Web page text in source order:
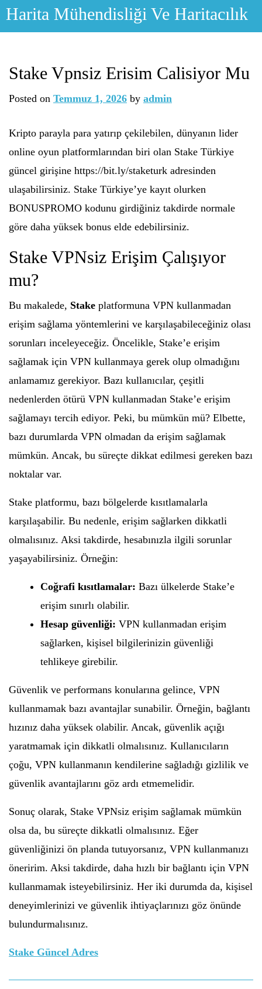
Skip
Harita Mühendisliği Ve Haritacılık
Stake Vpnsiz Erisim Calisiyor Mu
Posted on Temmuz 1, 2026 by admin
Kripto parayla para yatırıp çekilebilen, dünyanın lider
online oyun platformlarından biri olan Stake Türkiye
güncel girişine https://bit.ly/staketurk adresinden
ulaşabilirsiniz. Stake Türkiye’ye kayıt olurken
BONUSPROMO kodunu girdiğiniz takdirde normale
göre daha yüksek bonus elde edebilirsiniz.
Stake VPNsiz Erişim Çalışıyor
mu?
Bu makalede, Stake platformuna VPN kullanmadan
erişim sağlama yöntemlerini ve karşılaşabileceğiniz olası
sorunları inceleyeceğiz. Öncelikle, Stake’e erişim
sağlamak için VPN kullanmaya gerek olup olmadığını
anlamamız gerekiyor. Bazı kullanıcılar, çeşitli
nedenlerden ötürü VPN kullanmadan Stake’e erişim
sağlamayı tercih ediyor. Peki, bu mümkün mü? Elbette,
bazı durumlarda VPN olmadan da erişim sağlamak
mümkün. Ancak, bu süreçte dikkat edilmesi gereken bazı
noktalar var.
Stake platformu, bazı bölgelerde kısıtlamalarla
karşılaşabilir. Bu nedenle, erişim sağlarken dikkatli
olmalısınız. Aksi takdirde, hesabınızla ilgili sorunlar
yaşayabilirsiniz. Örneğin:
Coğrafi kısıtlamalar: Bazı ülkelerde Stake’e
erişim sınırlı olabilir.
Hesap güvenliği: VPN kullanmadan erişim
sağlarken, kişisel bilgilerinizin güvenliği
tehlikeye girebilir.
Güvenlik ve performans konularına gelince, VPN
kullanmamak bazı avantajlar sunabilir. Örneğin, bağlantı
hızınız daha yüksek olabilir. Ancak, güvenlik açığı
yaratmamak için dikkatli olmalısınız. Kullanıcıların
çoğu, VPN kullanmanın kendilerine sağladığı gizlilik ve
güvenlik avantajlarını göz ardı etmemelidir.
Sonuç olarak, Stake VPNsiz erişim sağlamak mümkün
olsa da, bu süreçte dikkatli olmalısınız. Eğer
güvenliğinizi ön planda tutuyorsanız, VPN kullanmanızı
öneririm. Aksi takdirde, daha hızlı bir bağlantı için VPN
kullanmamak isteyebilirsiniz. Her iki durumda da, kişisel
deneyimlerinizi ve güvenlik ihtiyaçlarınızı göz önünde
bulundurmalısınız.
Stake Güncel Adres